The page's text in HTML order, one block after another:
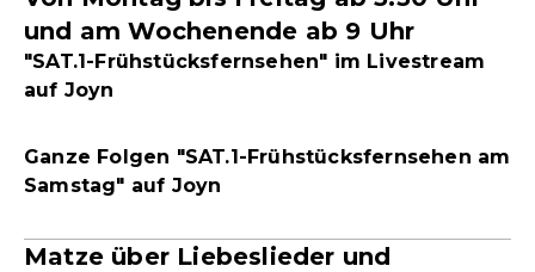
und am Wochenende ab 9 Uhr
"SAT.1-Frühstücksfernsehen" im Livestream
auf Joyn
Ganze Folgen "SAT.1-Frühstücksfernsehen am
Samstag" auf Joyn
Matze über Liebeslieder und